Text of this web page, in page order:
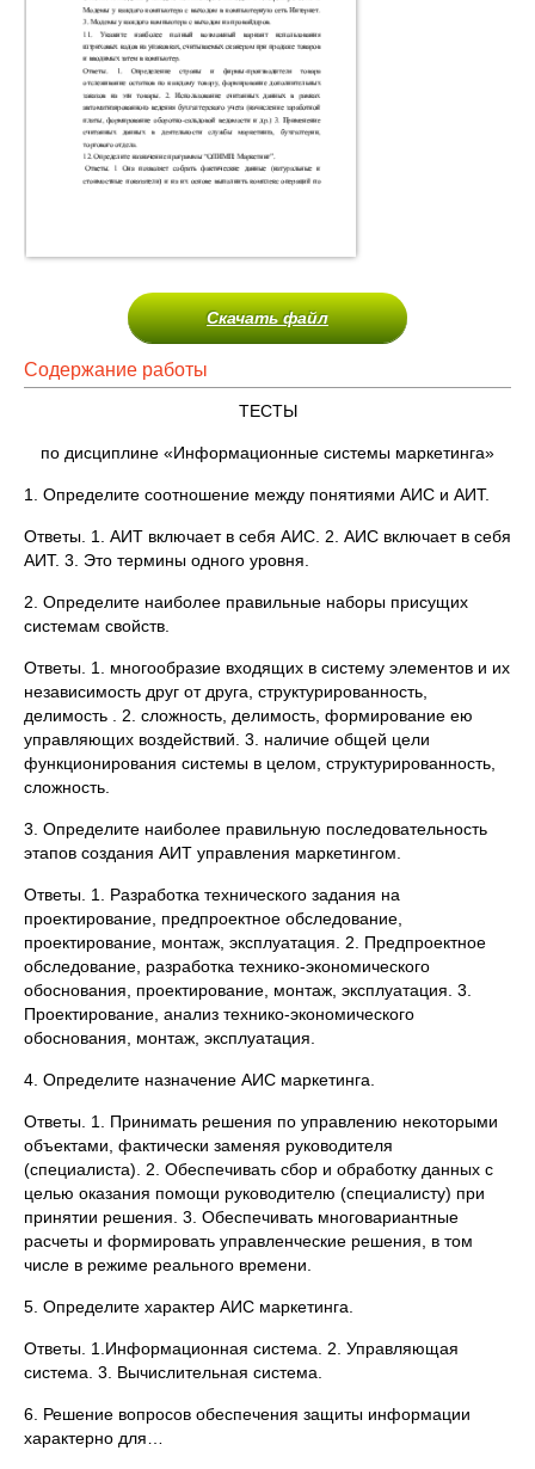
Скачать файл
Содержание работы
ТЕСТЫ
по дисциплине «Информационные системы маркетинга»
1. Определите соотношение между понятиями АИС и АИТ.
Ответы. 1. АИТ включает в себя АИС. 2. АИС включает в себя
АИТ. 3. Это термины одного уровня.
2. Определите наиболее правильные наборы присущих
системам свойств.
Ответы. 1. многообразие входящих в систему элементов и их
независимость друг от друга, структурированность,
делимость . 2. сложность, делимость, формирование ею
управляющих воздействий. 3. наличие общей цели
функционирования системы в целом, структурированность,
сложность.
3. Определите наиболее правильную последовательность
этапов создания АИТ управления маркетингом.
Ответы. 1. Разработка технического задания на
проектирование, предпроектное обследование,
проектирование, монтаж, эксплуатация. 2. Предпроектное
обследование, разработка технико-экономического
обоснования, проектирование, монтаж, эксплуатация. 3.
Проектирование, анализ технико-экономического
обоснования, монтаж, эксплуатация.
4. Определите назначение АИС маркетинга.
Ответы. 1. Принимать решения по управлению некоторыми
объектами, фактически заменяя руководителя
(специалиста). 2. Обеспечивать сбор и обработку данных с
целью оказания помощи руководителю (специалисту) при
принятии решения. 3. Обеспечивать многовариантные
расчеты и формировать управленческие решения, в том
числе в режиме реального времени.
5. Определите характер АИС маркетинга.
Ответы. 1.Информационная система. 2. Управляющая
система. 3. Вычислительная система.
6. Решение вопросов обеспечения защиты информации
характерно для…